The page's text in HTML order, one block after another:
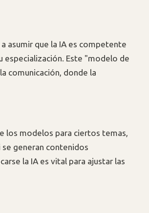
asumir que la IA es competente
especialización. Este "modelo de
comunicación, donde la
los modelos para ciertos temas,
generan contenidos
la IA es vital para ajustar las